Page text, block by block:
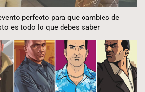
perfecto para que cambies de
es todo lo que debes saber